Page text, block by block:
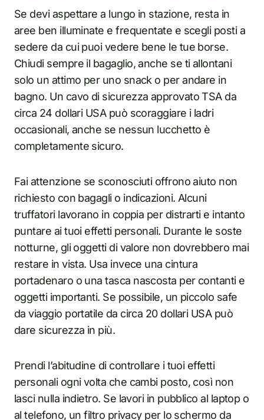
Se devi aspettare a lungo in stazione, resta in
aree ben illuminate e frequentate e scegli posti a
sedere da cui puoi vedere bene le tue borse.
Chiudi sempre il bagaglio, anche se ti allontani
solo un attimo per uno snack o per andare in
bagno. Un cavo di sicurezza approvato TSA da
circa 24 dollari USA può scoraggiare i ladri
occasionali, anche se nessun lucchetto è
completamente sicuro.
Fai attenzione se sconosciuti offrono aiuto non
richiesto con bagagli o indicazioni. Alcuni
truffatori lavorano in coppia per distrarti e intanto
puntare ai tuoi effetti personali. Durante le soste
notturne, gli oggetti di valore non dovrebbero mai
restare in vista. Usa invece una cintura
portadenaro o una tasca nascosta per contanti e
oggetti importanti. Se possibile, un piccolo safe
da viaggio portatile da circa 20 dollari USA può
dare sicurezza in più.
Prendi l’abitudine di controllare i tuoi effetti
personali ogni volta che cambi posto, così non
lasci nulla indietro. Se lavori in pubblico al laptop o
al telefono, un filtro privacy per lo schermo da